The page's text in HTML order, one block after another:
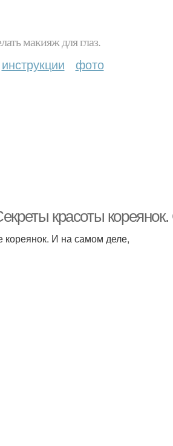
макияж для глаз.
инструкции фото
красоты
И на самом деле,